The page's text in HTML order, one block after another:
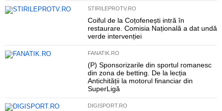
STIRILEPROTV.RO
Coiful de la Coțofenești intră în
restaurare. Comisia Națională a dat undă
verde intervenției
FANATIK.RO
(P) Sponsorizarile din sportul romanesc
din zona de betting. De la lecția
Antichității la motorul financiar din
SuperLigă
DIGISPORT.RO